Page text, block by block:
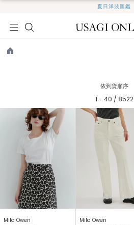
夏日洋裝圖鑑
依到貨順序
1 - 40 / 8522
Mila Owen Mila Owen